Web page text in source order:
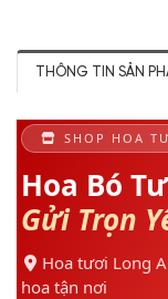
THÔNG TIN SẢN
SHOP HOA
Hoa Bó
Gửi Trọn
Hoa tươi Long
hoa tận nơi